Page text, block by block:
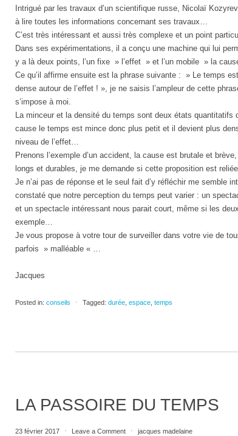
Intrigué par les travaux d’un scientifique russe, Nicolaï
à lire toutes les informations concernant ses travaux…
C’est très intéressant et aussi très complexe et un point
Dans ses expérimentations, il a conçu une machine qui lui
y a là deux points, l’un fixe » l’effet » et l’un mobile » la
Ce qu’il affirme ensuite est la phrase suivante : » Le temps
dense autour de l’effet ! », je ne saisis l’ampleur de cette
s’impose à moi.
La minceur et la densité du temps sont deux états quantitatifs
cause le temps est mince donc plus petit et il devient plus
niveau de l’effet…
Prenons l’exemple d’un accident, la cause est brutale et
longs et durables, je me demande si cette proposition est
Je n’ai pas de réponse et le seul fait d’y réfléchir me semble
constaté que notre perception du temps peut varier : un
et un spectacle intéressant nous parait court, même si les
exemple…
Je vous propose à votre tour de surveiller dans votre vie de
parfois » malléable « …
Jacques
Posted in: conseils ⋅ Tagged: durée espace temps
LA PASSOIRE DU TEMPS
23 février 2017 ⋅ Leave a Comment ⋅ jacques madelaine